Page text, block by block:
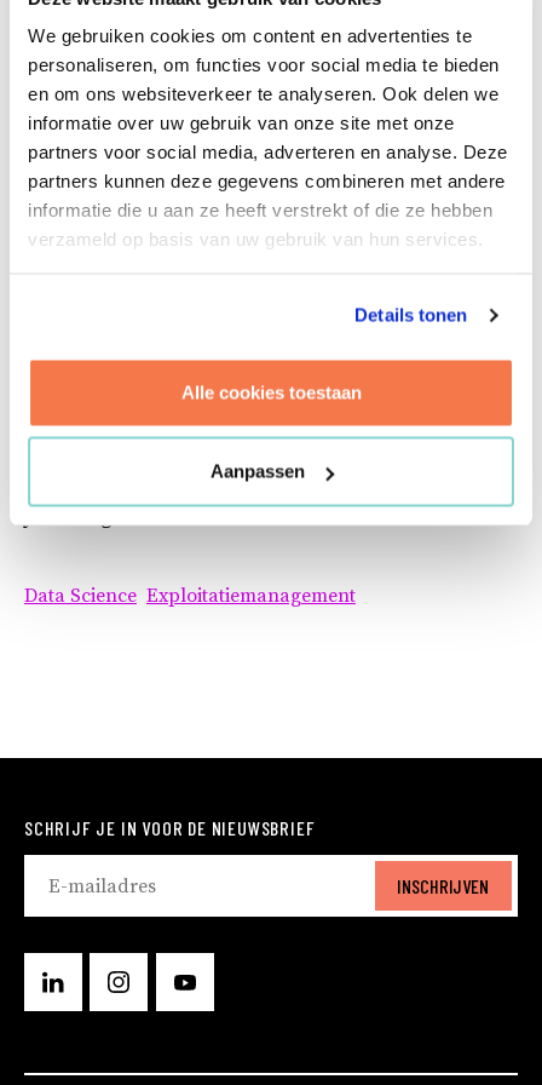
We gebruiken cookies om content en advertenties te
personaliseren, om functies voor social media te bieden
en om ons websiteverkeer te analyseren. Ook delen we
informatie over uw gebruik van onze site met onze
partners voor social media, adverteren en analyse. Deze
partners kunnen deze gegevens combineren met andere
informatie die u aan ze heeft verstrekt of die ze hebben
verzameld op basis van uw gebruik van hun services.
Details tonen
Alle cookies toestaan
Aanpassen
vastgoedportefeuille. Ze wilde inzicht verkrijgen.
En wij kunnen dat leveren, als geen ander. Een
volledig onderbouwd en goed doordacht
verduurzamingsprogramma. We verwerkten de
verkregen inzichten in een dashboard op maat.
Zodat de gemeente aan de hand van scenario’s
gedegen en bewuste keuzes kan maken. Van de
kosten en opbrengsten voor het wettelijke
te worden. Voor de portefeuille als geheel, op
of hele gemeente. En door een koppeling met
MJOP weet de gemeente nu precies wat de meest
logische momenten zijn om verduurzaming uit te
compleet en concreet programma de komende
jaren tegemoet.
Data Science Exploitatiemanagement
SCHRIJF JE IN VOOR DE NIEUWSBRIEF
INSCHRIJVEN